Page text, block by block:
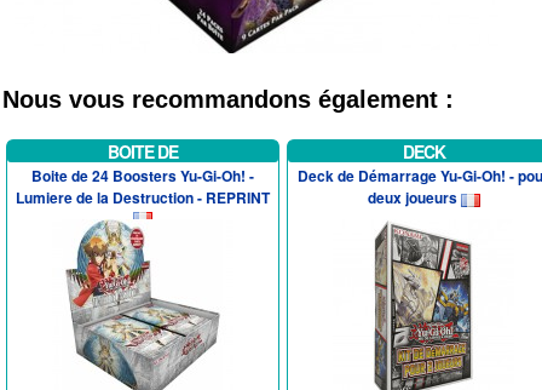
Nous vous recommandons également :
BOITE DE
Boite de 24 Boosters Yu-Gi-Oh! -
Lumiere de la Destruction - REPRINT
DECK
Deck de Démarrage Yu-Gi-Oh! -
deux joueurs